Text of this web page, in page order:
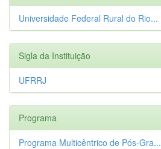
Universidade Federal Rural do Rio...
Sigla da Instituição
UFRRJ
Programa
Programa Multicêntrico de Pós-Gra...